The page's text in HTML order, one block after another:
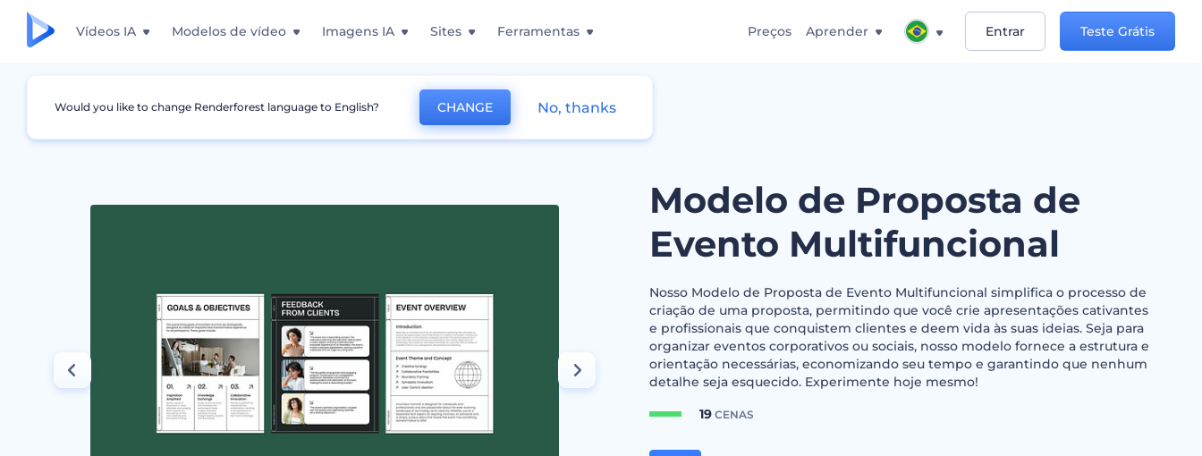
Vídeos IA Modelos de vídeo Imagens IA Sites Ferramentas Preços Aprender Entrar Teste Grátis
Design Gráfico Proposta Modelo de Proposta de Evento Multifuncional
Modelo de Proposta de
Evento Multifuncional
Nosso Modelo de Proposta de Evento Multifuncional simplifica o processo de
criação de uma proposta, permitindo que você crie apresentações cativantes
e profissionais que conquistem clientes e deem vida às suas ideias. Seja para
organizar eventos corporativos ou sociais, nosso modelo fornece a estrutura e
orientação necessárias, economizando seu tempo e garantindo que nenhum
detalhe seja esquecido. Experimente hoje mesmo!
19CENAS
Would you like to change Renderforest language to English? CHANGE No, thanks